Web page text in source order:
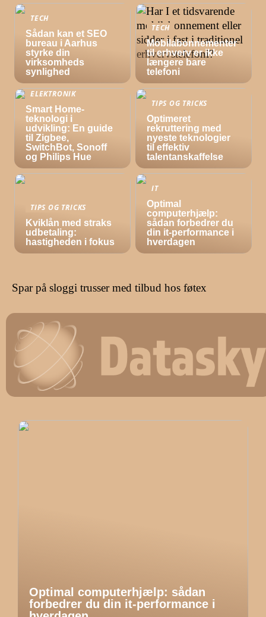
TECH
Sådan kan et SEO
bureau i Aarhus
styrke din
virksomheds
synlighed
TECH
Mobilabonnementer
til erhverv er ikke
længere bare
telefoni
ELEKTRONIK
Smart Home-
teknologi i
udvikling: En guide
til Zigbee,
SwitchBot, Sonoff
og Philips Hue
TIPS OG TRICKS
Optimeret
rekruttering med
nyeste teknologier
til effektiv
talentanskaffelse
TIPS OG TRICKS
Kviklån med straks
udbetaling:
hastigheden i fokus
IT
Optimal
computerhjælp:
sådan forbedrer du
din it-performance i
hverdagen
Spar på sloggi trusser med tilbud hos føtex
Optimal computerhjælp: sådan
forbedrer du din it-performance i